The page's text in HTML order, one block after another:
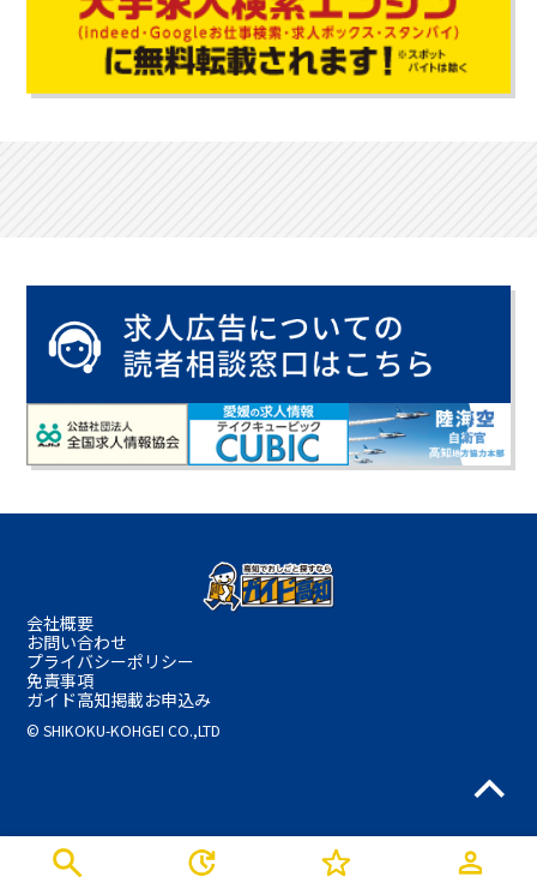
会社概要
お問い合わせ
プライバシーポリシー
免責事項
ガイド高知掲載お申込み
© SHIKOKU-KOHGEI CO.,LTD